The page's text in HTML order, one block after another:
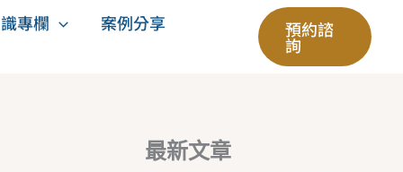
專欄 案例分享 預約諮
詢
最新文章